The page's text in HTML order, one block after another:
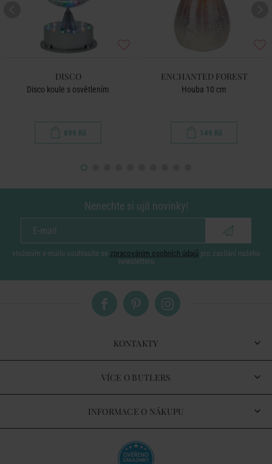
DISCO
Disco koule s osvětlením
899 Kč
ENCHANTED FOREST
Houba 10 cm
149 Kč
Nenechte si ujít novinky!
vložením e-mailu souhlasíte se zpracováním osobních údajů pro zasílání našeho
newsletteru
KONTAKTY
VÍCE O BUTLERS
INFORMACE O NÁKUPU